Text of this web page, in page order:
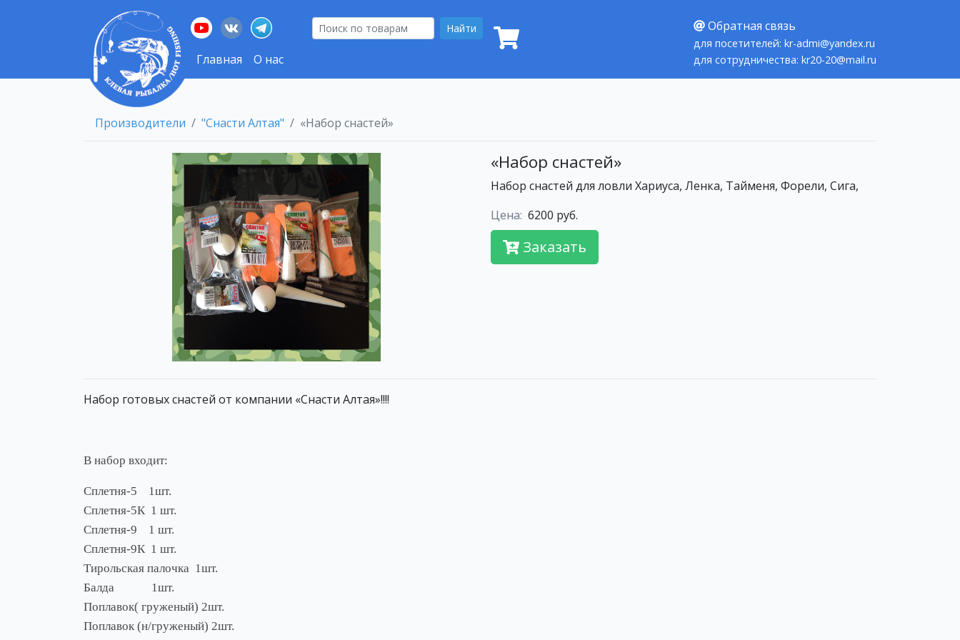
Найти
Главная О нас
Обратная связь
для посетителей: kr-admi@yandex.ru
для сотрудничества: kr20-20@mail.ru
Производители "Снасти Алтая" «Набор снастей»
«Набор снастей»
Набор снастей для ловли Хариуса, Ленка, Тайменя, Форели, Сига,
Цена: 6200 руб.
Заказать
Набор готовых снастей от компании «Снасти Алтая»!!!!
В набор входит:
Сплетня-5 1шт.
Сплетня-5К 1 шт.
Сплетня-9 1 шт.
Сплетня-9К 1 шт.
Тирольская палочка 1шт.
Балда 1шт.
Поплавок( груженый) 2шт.
Поплавок (н/груженый) 2шт.